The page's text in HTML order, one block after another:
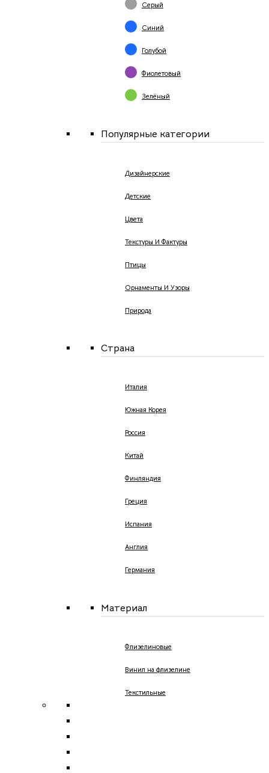
Серый
Синий
Голубой
Фиолетовый
Зелёный
Популярные категории
Дизайнерские
Детские
Цвета
Текстуры И Фактуры
Птицы
Орнаменты И Узоры
Природа
Страна
Италия
Южная Корея
Россия
Китай
Финляндия
Греция
Испания
Англия
Германия
Материал
Флизелиновые
Винил на флизелине
Текстильные